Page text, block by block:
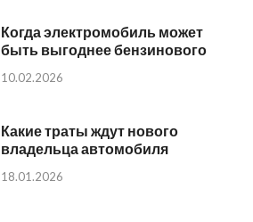
Когда электромобиль может
быть выгоднее бензинового
10.02.2026
Какие траты ждут нового
владельца автомобиля
18.01.2026